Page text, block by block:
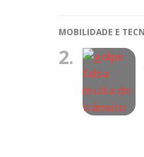
MOBILIDADE E
2.